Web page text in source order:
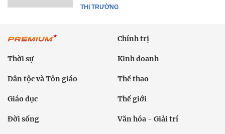
THỊ TRƯỜNG
Chính trị
Thời sự Kinh doanh
Dân tộc và Tôn giáo Thể thao
Giáo dục Thế giới
Đời sống Văn hóa - Giải trí